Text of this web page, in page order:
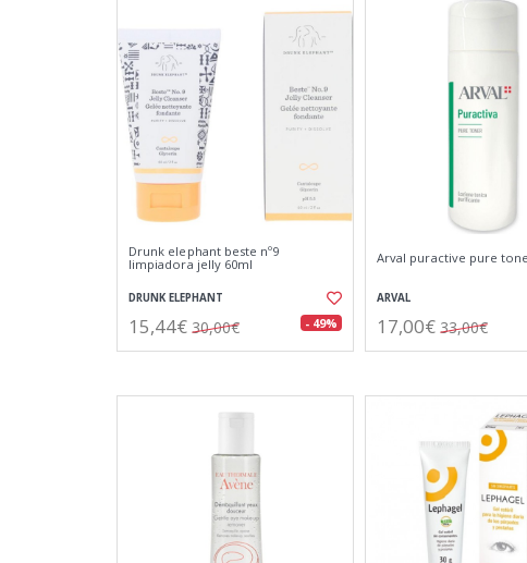
Drunk elephant beste nº9
limpiadora jelly 60ml
DRUNK ELEPHANT
15,44€ 30,00€ - 49%
Arval puractive pure
ARVAL
17,00€ 33,00€